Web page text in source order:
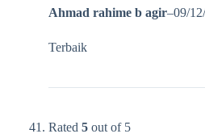
Ahmad rahime b agir–09/
Terbaik
Rated 5 out of 5